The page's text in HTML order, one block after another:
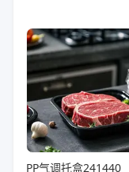
PP气调托盒241440